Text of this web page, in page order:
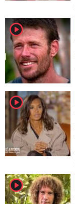
player2
player2
player2